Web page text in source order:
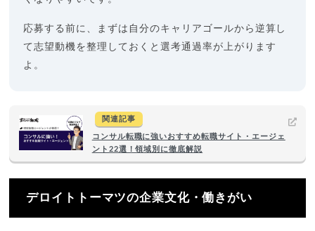
応募する前に、まずは自分のキャリアゴールから逆算し
て志望動機を整理しておくと選考通過率が上がります
よ。
関連記事
コンサル転職に強いおすすめ転職サイト・エージェ
ント22選！領域別に徹底解説
デロイトトーマツの企業文化・働きがい